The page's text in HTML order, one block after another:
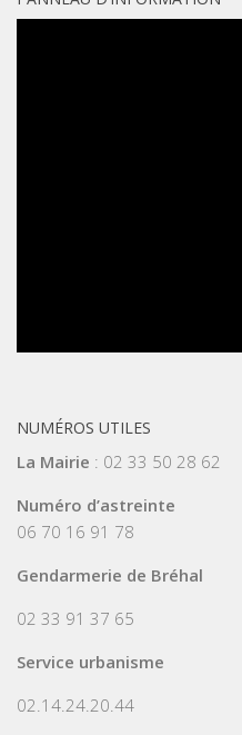
NUMÉROS UTILES
La Mairie : 02 33 50 28 62
Numéro d’astreinte
06 70 16 91 78
Gendarmerie de Bréhal
02 33 91 37 65
Service urbanisme
02.14.24.20.44